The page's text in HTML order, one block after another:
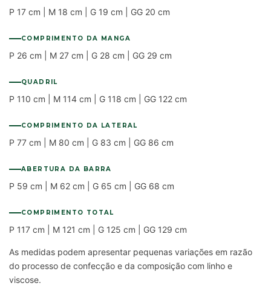
P 17 cm | M 18 cm | G 19 cm | GG 20 cm
COMPRIMENTO DA MANGA
P 26 cm | M 27 cm | G 28 cm | GG 29 cm
QUADRIL
P 110 cm | M 114 cm | G 118 cm | GG 122 cm
COMPRIMENTO DA LATERAL
P 77 cm | M 80 cm | G 83 cm | GG 86 cm
ABERTURA DA BARRA
P 59 cm | M 62 cm | G 65 cm | GG 68 cm
COMPRIMENTO TOTAL
P 117 cm | M 121 cm | G 125 cm | GG 129 cm
As medidas podem apresentar pequenas variações em razão
do processo de confecção e da composição com linho e
viscose.